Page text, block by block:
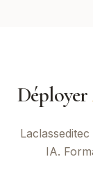
Déployer
Laclasseditec
IA.